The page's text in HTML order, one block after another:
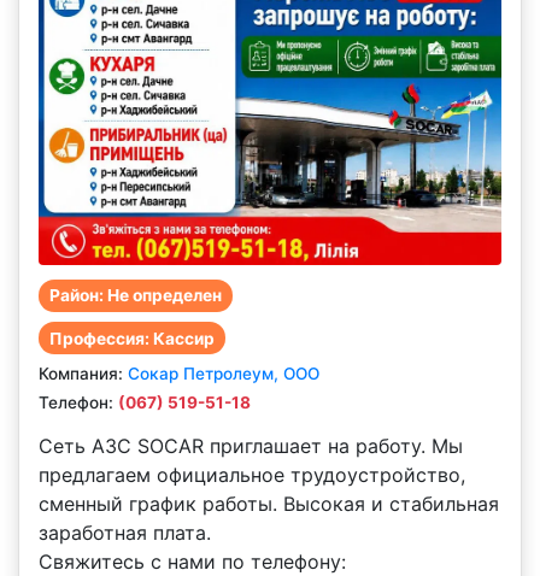
Район: Не определен
Профессия: Кассир
Компания: Сокар Петролеум, ООО
Телефон: (067) 519-51-18
Сеть АЗС SOCAR приглашает на работу. Мы
предлагаем официальное трудоустройство,
сменный график работы. Высокая и стабильная
заработная плата.
Свяжитесь с нами по телефону: